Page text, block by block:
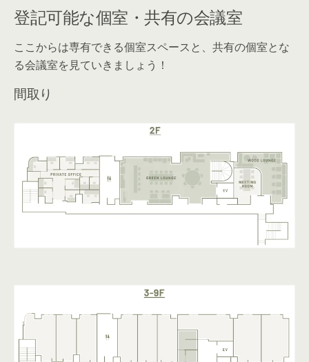
登記可能な個室・共有の会議室
ここからは専有できる個室スペースと、共有の個室とな
る会議室を見ていきましょう！
間取り